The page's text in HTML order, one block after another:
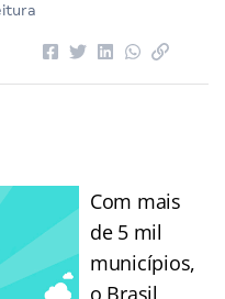
Com mais
de 5 mil
municípios,
o Brasil